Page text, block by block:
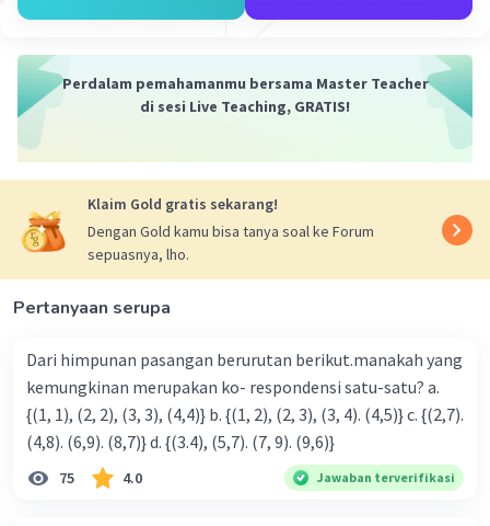
persamaan tersebut adalah 653. Semoga penjelasan ini
Beri Rating·0.0(0) Balas
Perdalam pemahamanmu bersama Master Teacher
di sesi Live Teaching, GRATIS!
Klaim Gold gratis sekarang!
Dengan Gold kamu bisa tanya soal ke Forum
sepuasnya, lho.
Pertanyaan serupa
Dari himpunan pasangan berurutan berikut.manakah yang
kemungkinan merupakan ko- respondensi satu-satu? a.
{(1, 1), (2, 2), (3, 3), (4,4)} b. {(1, 2), (2, 3), (3, 4). (4,5)} c. {(2,7).
(4,8). (6,9). (8,7)} d. {(3.4), (5,7). (7, 9). (9,6)}
75 4.0 Jawaban terverifikasi